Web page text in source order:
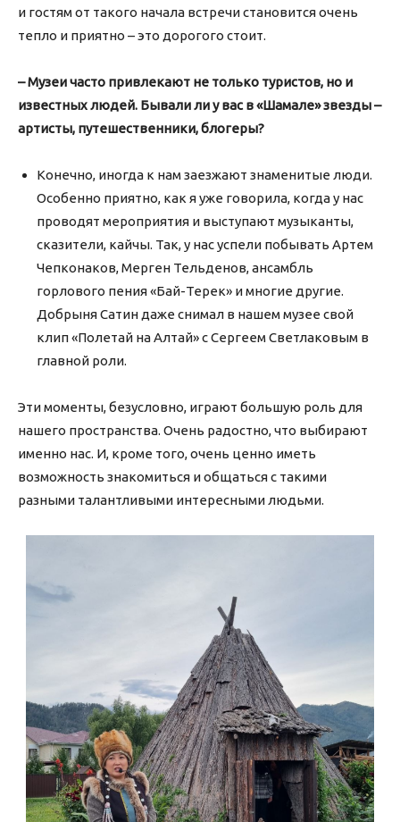
и гостям от такого начала встречи становится очень
тепло и приятно – это дорогого стоит.
– Музеи часто привлекают не только туристов, но и
известных людей. Бывали ли у вас в «Шамале» звезды –
артисты, путешественники, блогеры?
Конечно, иногда к нам заезжают знаменитые люди.
Особенно приятно, как я уже говорила, когда у нас
проводят мероприятия и выступают музыканты,
сказители, кайчы. Так, у нас успели побывать Артем
Чепконаков, Мерген Тельденов, ансамбль
горлового пения «Бай-Терек» и многие другие.
Добрыня Сатин даже снимал в нашем музее свой
клип «Полетай на Алтай» с Сергеем Светлаковым в
главной роли.
Эти моменты, безусловно, играют большую роль для
нашего пространства. Очень радостно, что выбирают
именно нас. И, кроме того, очень ценно иметь
возможность знакомиться и общаться с такими
разными талантливыми интересными людьми.